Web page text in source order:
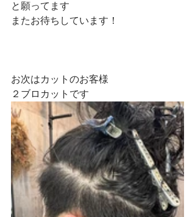
と願ってます
またお待ちしています！
お次はカットのお客様
２ブロカットです